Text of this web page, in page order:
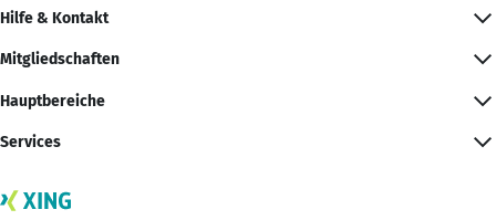
Hilfe & Kontakt
Mitgliedschaften
Hauptbereiche
Services